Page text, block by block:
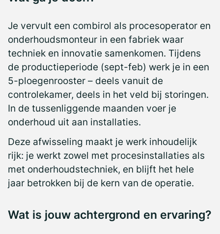
Je vervult een combirol als procesoperator en
onderhoudsmonteur in een fabriek waar
techniek en innovatie samenkomen. Tijdens
de productieperiode (sept-feb) werk je in een
5-ploegenrooster – deels vanuit de
controlekamer, deels in het veld bij storingen.
In de tussenliggende maanden voer je
onderhoud uit aan installaties.
Deze afwisseling maakt je werk inhoudelijk
rijk: je werkt zowel met procesinstallaties als
met onderhoudstechniek, en blijft het hele
jaar betrokken bij de kern van de operatie.
Wat is jouw achtergrond en ervaring?